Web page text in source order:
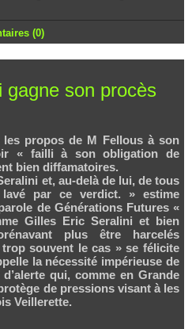
(0)
gagne son procès
propos de M Fellous à son
« failli à son obligation de
bien diffamatoires.
et, au-delà de lui, de tous
lavé par ce verdict. » estime
de Générations Futures «
Gilles Eric Seralini et bien
plus être harcelés
trop souvent le cas » se félicite
la nécessité impérieuse de
qui, comme en Grande
de pressions visant à les
Veillerette.